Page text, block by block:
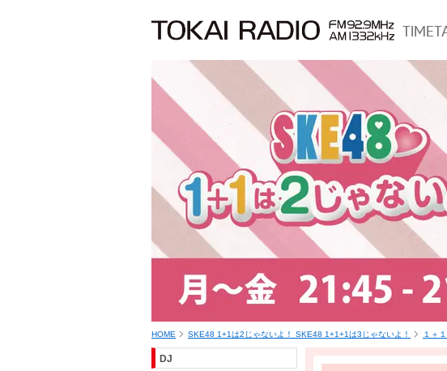
HOME SKE48 1+1は2じゃないよ！ SKE48 1+1+1は3じゃないよ！ １＋
DJ